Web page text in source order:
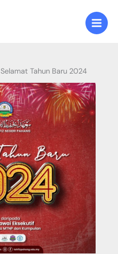
Selamat Tahun Baru 2024